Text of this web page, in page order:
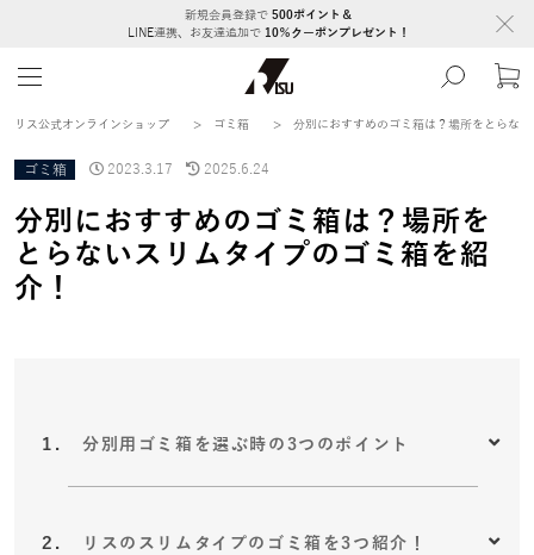
新規会員登録で 500ポイント＆
LINE連携、お友達追加で 10％クーポンプレゼント！
リス公式オンラインショップ > ゴミ箱 > 分別におすすめのゴミ箱は？場所をとらな
ゴミ箱 2023.3.17 2025.6.24
分別におすすめのゴミ箱は？場所を
とらないスリムタイプのゴミ箱を紹
介！
分別用ゴミ箱を選ぶ時の3つのポイント
リスのスリムタイプのゴミ箱を3つ紹介！